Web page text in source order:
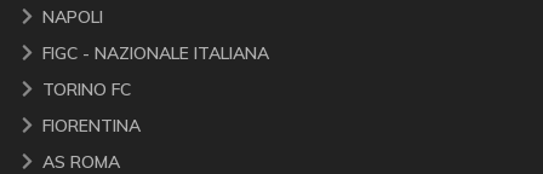
NAPOLI
FIGC - NAZIONALE ITALIANA
TORINO FC
FIORENTINA
AS ROMA